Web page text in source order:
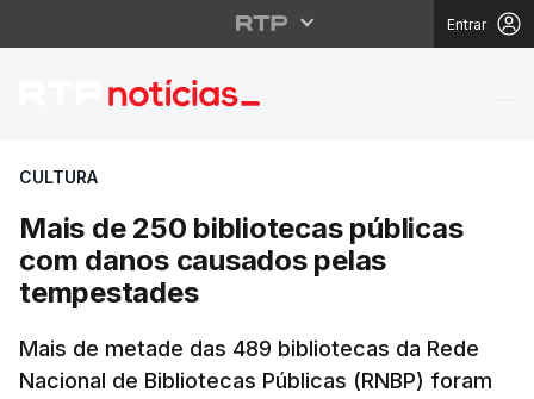
Entrar
Mais de 250
CULTURA
Mais de 250 bibliotecas públicas
com danos causados pelas
tempestades
Mais de metade das 489 bibliotecas da Rede
Nacional de Bibliotecas Públicas (RNBP) foram